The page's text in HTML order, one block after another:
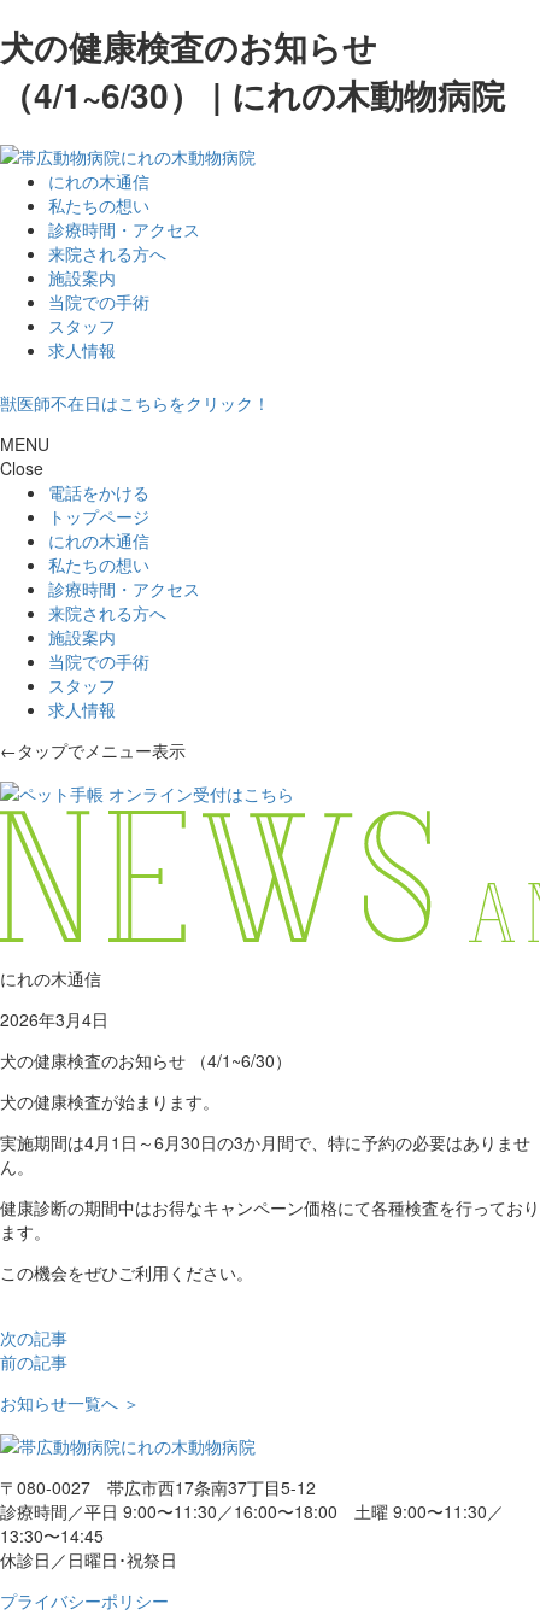
犬の健康検査のお知らせ
（4/1~6/30） | にれの木動物病院
にれの木通信
私たちの想い
診療時間・アクセス
来院される方へ
施設案内
当院での手術
スタッフ
求人情報
獣医師不在日はこちらをクリック！
MENU
Close
電話をかける
トップページ
にれの木通信
私たちの想い
診療時間・アクセス
来院される方へ
施設案内
当院での手術
スタッフ
求人情報
←タップでメニュー表示
にれの木通信
2026年3月4日
犬の健康検査のお知らせ （4/1~6/30）
犬の健康検査が始まります。
実施期間は4月1日～6月30日の3か月間で、特に予約の必要はありませ
ん。
健康診断の期間中はお得なキャンペーン価格にて各種検査を行っており
ます。
この機会をぜひご利用ください。
次の記事
前の記事
お知らせ一覧へ ＞
〒080-0027 帯広市西17条南37丁目5-12
診療時間／平日 9:00〜11:30／16:00〜18:00 土曜 9:00〜11:30／
13:30〜14:45
休診日／日曜日･祝祭日
プライバシーポリシー